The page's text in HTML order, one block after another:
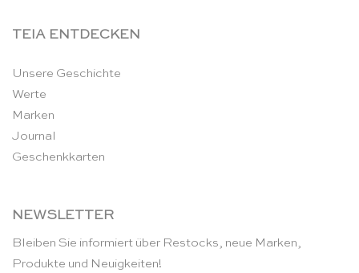
TEIA ENTDECKEN
Unsere Geschichte
Werte
Marken
Journal
Geschenkkarten
NEWSLETTER
Bleiben Sie informiert über Restocks, neue Marken,
Produkte und Neuigkeiten!